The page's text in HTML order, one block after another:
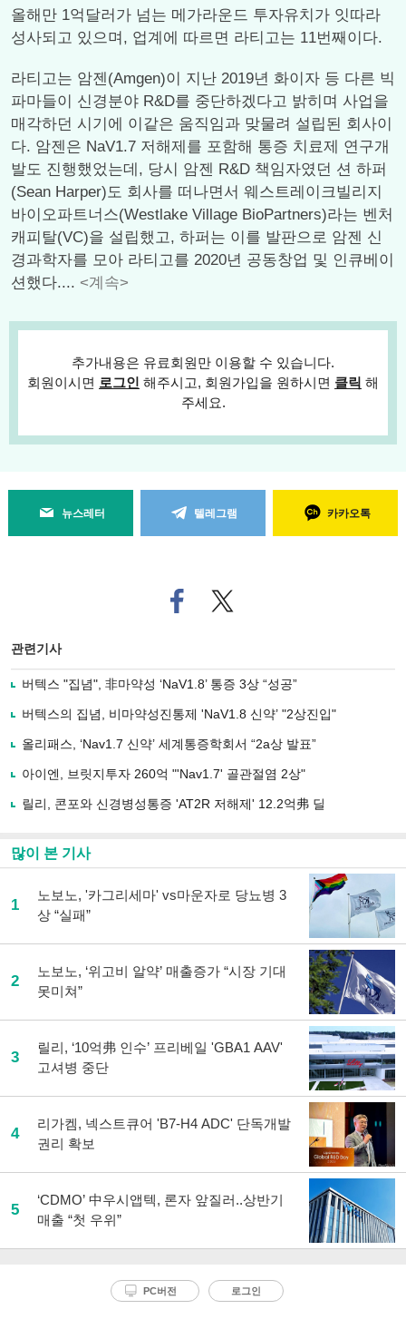
올해만 1억달러가 넘는 메가라운드 투자유치가 잇따라
성사되고 있으며, 업계에 따르면 라티고는 11번째이다.
라티고는 암젠(Amgen)이 지난 2019년 화이자 등 다른 빅
파마들이 신경분야 R&D를 중단하겠다고 밝히며 사업을
매각하던 시기에 이같은 움직임과 맞물려 설립된 회사이
다. 암젠은 NaV1.7 저해제를 포함해 통증 치료제 연구개
발도 진행했었는데, 당시 암젠 R&D 책임자였던 션 하퍼
(Sean Harper)도 회사를 떠나면서 웨스트레이크빌리지
바이오파트너스(Westlake Village BioPartners)라는 벤처
캐피탈(VC)을 설립했고, 하퍼는 이를 발판으로 암젠 신
경과학자를 모아 라티고를 2020년 공동창업 및 인큐베이
션했다.... <계속>
추가내용은 유료회원만 이용할 수 있습니다.
회원이시면 로그인 해주시고, 회원가입을 원하시면 클릭 해
주세요.
뉴스레터 텔레그램 카카오톡
페
이
로
사
유
기
트위
터로
관련기사
버텍스 "집념", 非마약성 ‘NaV1.8’ 통증 3상 “성공”
버텍스의 집념, 비마약성진통제 'NaV1.8 신약’ "2상진입"
올리패스, ‘Nav1.7 신약’ 세계통증학회서 “2a상 발표”
아이엔, 브릿지투자 260억 "'Nav1.7' 골관절염 2상"
릴리, 콘포와 신경병성통증 'AT2R 저해제' 12.2억弗 딜
많이 본 기사
1
노보노, '카그리세마' vs마운자로 당뇨병 3
상 “실패”
2
노보노, ‘위고비 알약’ 매출증가 “시장 기대
못미쳐”
3
릴리, ‘10억弗 인수’ 프리베일 'GBA1 AAV'
고셔병 중단
4
리가켐, 넥스트큐어 'B7-H4 ADC' 단독개발
권리 확보
5
‘CDMO’ 中우시앱텍, 론자 앞질러..상반기
매출 “첫 우위”
PC버전 로그인